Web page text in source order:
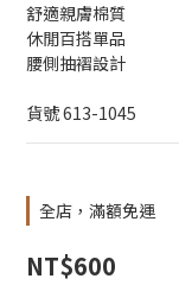
舒適親膚棉質
休閒百搭單品
腰側抽褶設計
貨號 613-1045
全店，滿額免運
NT$600